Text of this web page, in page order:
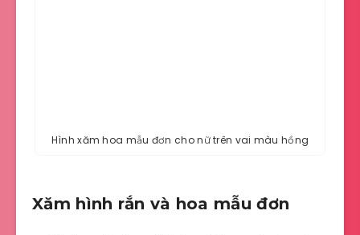
Hình xăm hoa mẫu đơn cho nữ trên vai màu hồng
Xăm hình rắn và hoa mẫu đơn